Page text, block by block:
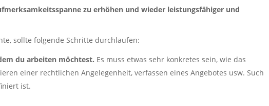
zu erhöhen und wieder leistungsfähiger und
sollte folgende Schritte durchlaufen:
du arbeiten möchtest. Es muss etwas sehr konkretes sein, wie das
einer rechtlichen Angelegenheit, verfassen eines Angebotes usw. Such
ist.